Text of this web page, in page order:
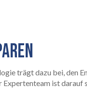
trägt dazu bei, den
Expertenteam ist darauf